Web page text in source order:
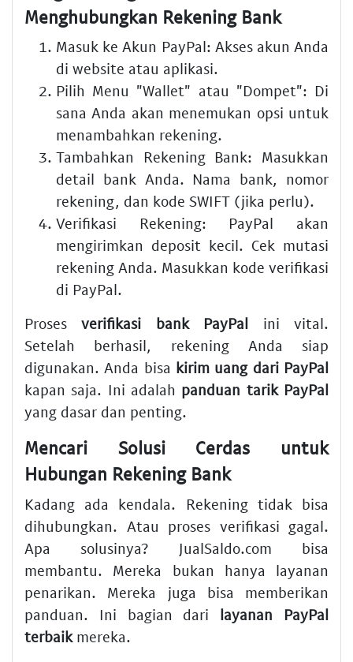
Menghubungkan Rekening Bank
Masuk ke Akun PayPal: Akses akun Anda
di website atau aplikasi.
Pilih Menu "Wallet" atau "Dompet": Di
sana Anda akan menemukan opsi untuk
menambahkan rekening.
Tambahkan Rekening Bank: Masukkan
detail bank Anda. Nama bank, nomor
rekening, dan kode SWIFT (jika perlu).
Verifikasi Rekening: PayPal akan
mengirimkan deposit kecil. Cek mutasi
rekening Anda. Masukkan kode verifikasi
di PayPal.
Prosesverifikasi bank PayPal ini vital.
Setelah berhasil, rekening Anda siap
digunakan. Anda bisa kirim uang dari PayPal
kapan saja. Ini adalah panduan tarik PayPal
yang dasar dan penting.
Mencari Solusi Cerdas untuk
Hubungan Rekening Bank
Kadang ada kendala. Rekening tidak bisa
dihubungkan. Atau proses verifikasi gagal.
Apa solusinya? JualSaldo.com bisa
membantu. Mereka bukan hanya layanan
penarikan. Mereka juga bisa memberikan
panduan. Ini bagian dari layanan PayPal
terbaikmereka.